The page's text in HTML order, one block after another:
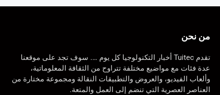
من نحن
تقدم Tuitec أخبار التكنولوجيا كل يوم …. سوف تجد على موقعنا
عدة فئات مع مواضيع مختلفة تتراوح من الثقافة المعلوماتية،
وألعاب الفيديو، والعروض والتطبيقات النقالة ومجموعة مختارة من
العناصر العصرية التي تنضم إلى العمل والمتعة.